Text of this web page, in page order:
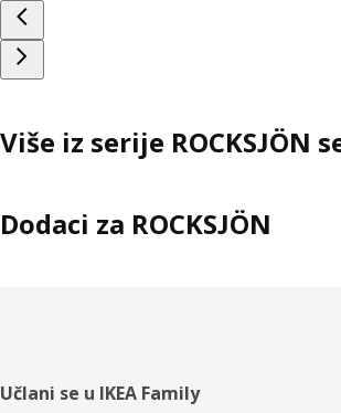
Više iz serije ROCKSJÖN
Dodaci za ROCKSJÖN
Podnožje
Učlani se u IKEA Family